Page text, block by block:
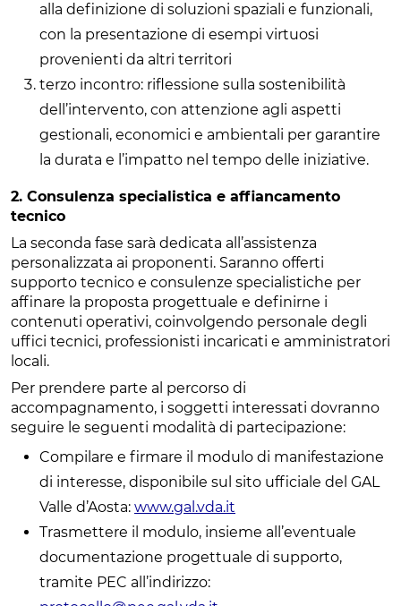
alla definizione di soluzioni spaziali e funzionali,
con la presentazione di esempi virtuosi
provenienti da altri territori
terzo incontro: riflessione sulla sostenibilità
dell’intervento, con attenzione agli aspetti
gestionali, economici e ambientali per garantire
la durata e l’impatto nel tempo delle iniziative.
2. Consulenza specialistica e affiancamento
tecnico
La seconda fase sarà dedicata all’assistenza
personalizzata ai proponenti. Saranno offerti
supporto tecnico e consulenze specialistiche per
affinare la proposta progettuale e definirne i
contenuti operativi, coinvolgendo personale degli
uffici tecnici, professionisti incaricati e amministratori
locali.
Per prendere parte al percorso di
accompagnamento, i soggetti interessati dovranno
seguire le seguenti modalità di partecipazione:
Compilare e firmare il modulo di manifestazione
di interesse, disponibile sul sito ufficiale del GAL
Valle d’Aosta: www.gal.vda.it
Trasmettere il modulo, insieme all’eventuale
documentazione progettuale di supporto,
tramite PEC all’indirizzo: